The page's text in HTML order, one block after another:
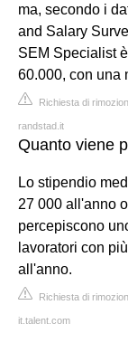
ma, secondo i
and Salary
SEM Specialist
60.000, con una
Richiesta di
randstad.it
Quanto viene
Lo stipendio
27 000 all'anno
percepiscono
lavoratori con
all'anno.
Richiesta di
it.talent.com